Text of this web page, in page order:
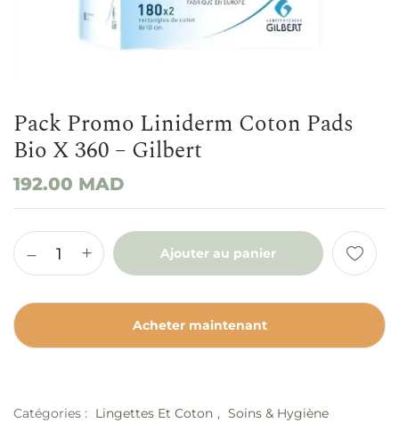
Pack Promo Liniderm Coton Pads
Bio X 360 – Gilbert
192.00 MAD
Ajouter au panier
Acheter maintenant
Catégories : Lingettes Et Coton , Soins & Hygiène